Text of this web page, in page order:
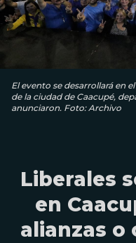
El evento se desarrollará en
de la ciudad de Caacupé,
anunciaron. Foto: Archivo
Liberales
en
alianzas o